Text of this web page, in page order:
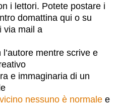
i lettori. Potete postare i
domattina qui o su
via mail a
mentre scrive e
e immaginaria di un
nessuno è normale e